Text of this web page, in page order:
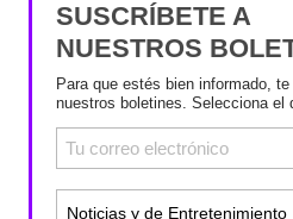
SUSCRÍBETE A
NUESTROS
Para que estés bien informado,
nuestros boletines. Selecciona el